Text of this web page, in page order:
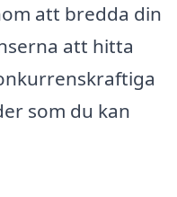
att bredda din
att hitta
som du kan